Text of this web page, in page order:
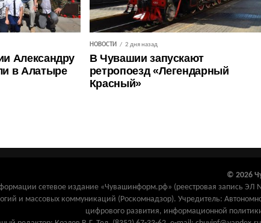
Александру
в Алатыре
НОВОСТИ 2 дня назад
В Чувашии запускают
ретропоезд «Легендарный
Красный»
© 2026
сетевое издание «Чувашинформ.рф» (реестровая запись
и массовых коммуникаций (Роскомнадзор). Учредитель:
цифрового развития, информационной